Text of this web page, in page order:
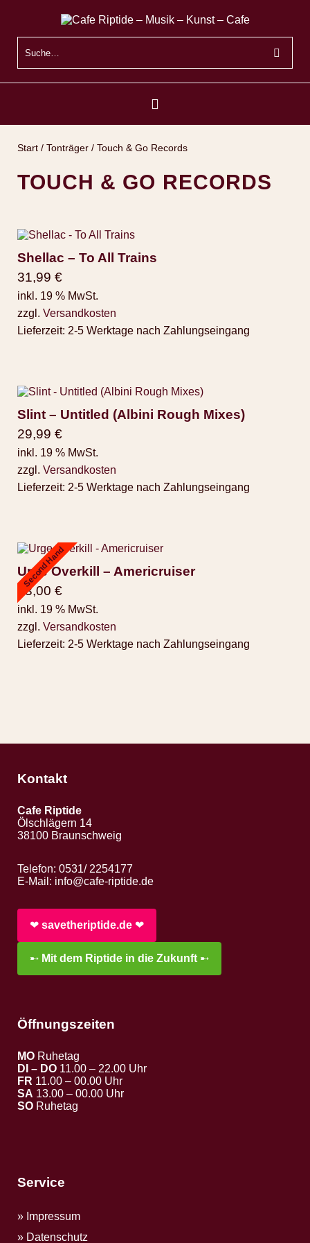
Start / Tonträger / Touch & Go Records
TOUCH & GO RECORDS
Shellac – To All Trains
31,99 €
inkl. 19 % MwSt.
zzgl. Versandkosten
Lieferzeit: 2-5 Werktage nach Zahlungseingang
Slint – Untitled (Albini Rough Mixes)
29,99 €
inkl. 19 % MwSt.
zzgl. Versandkosten
Lieferzeit: 2-5 Werktage nach Zahlungseingang
Second Hand
Urge Overkill – Americruiser
23,00 €
inkl. 19 % MwSt.
zzgl. Versandkosten
Lieferzeit: 2-5 Werktage nach Zahlungseingang
Kontakt
Cafe Riptide
Ölschlägern 14
38100 Braunschweig
Telefon: 0531/ 2254177
E-Mail: info@cafe-riptide.de
❤︎ savetheriptide.de ❤︎
➸ Mit dem Riptide in die Zukunft ➸
Öffnungszeiten
MO Ruhetag
DI – DO 11.00 – 22.00 Uhr
FR 11.00 – 00.00 Uhr
SA 13.00 – 00.00 Uhr
SO Ruhetag
Service
Impressum
Datenschutz